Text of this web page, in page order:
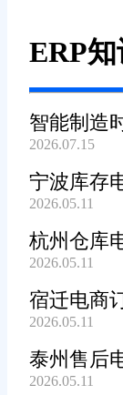
ERP
智能制造
WMS系统?
2026.07.15
宁波库存
2026.05.11
杭州仓库
2026.05.11
宿迁电商
2026.05.11
泰州售后
2026.05.11